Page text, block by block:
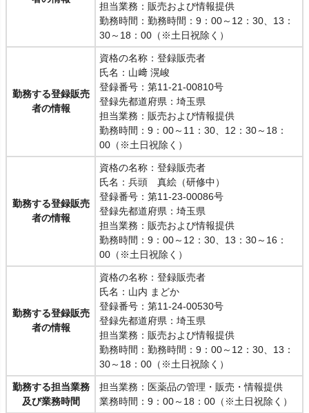
担当業務：販売および情報提供
勤務時間：勤務時間：9：00～12：30、13：
30～18：00（※土日祝除く）
勤務する登録販売
者の情報
資格の名称：登録販売者
氏名：山﨑 滉峻
登録番号：第11-21-00810号
登録先都道府県：埼玉県
担当業務：販売および情報提供
勤務時間：9：00～11：30、12：30～18：
00（※土日祝除く）
勤務する登録販売
者の情報
資格の名称：登録販売者
氏名：兵頭 真絵（研修中）
登録番号：第11-23-00086号
登録先都道府県：埼玉県
担当業務：販売および情報提供
勤務時間：9：00～12：30、13：30～16：
00（※土日祝除く）
勤務する登録販売
者の情報
資格の名称：登録販売者
氏名：山内 まどか
登録番号：第11-24-00530号
登録先都道府県：埼玉県
担当業務：販売および情報提供
勤務時間：勤務時間：9：00～12：30、13：
30～18：00（※土日祝除く）
勤務する担当業務
及び業務時間
担当業務：医薬品の管理・販売・情報提供
業務時間：9：00～18：00（※土日祝除く）